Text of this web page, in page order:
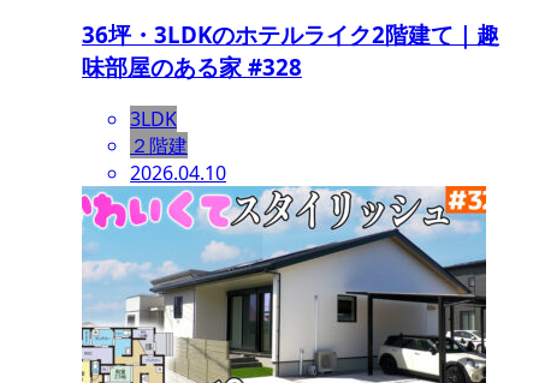
36坪・3LDKのホテルライク2階建て｜趣
味部屋のある家 #328
3LDK
２階建
2026.04.10